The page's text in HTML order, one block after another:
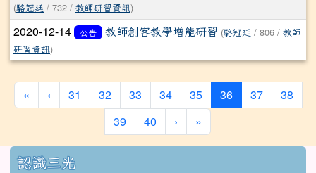
(駱冠廷 / 732 / 教師研習資訊)
2020-12-14 公告 教師創客教學增能研習 (駱冠廷 / 806 / 教師
研習資訊)
« ‹ 31 32 33 34 35 36(current)
37
38
39
40 › »
::: 認識三光